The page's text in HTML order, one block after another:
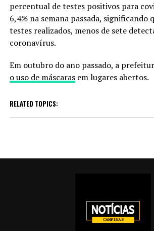
percentual de testes positivos para
6,4% na semana passada, significando
testes realizados, menos de sete
coronavírus.
Em outubro do ano passado, a
o uso de máscarasem lugares abertos.
RELATED TOPICS: